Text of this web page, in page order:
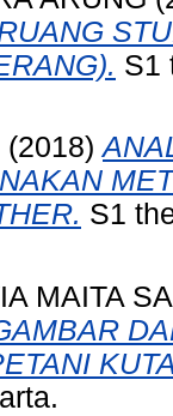
S1
(2018)
S1
MAITA